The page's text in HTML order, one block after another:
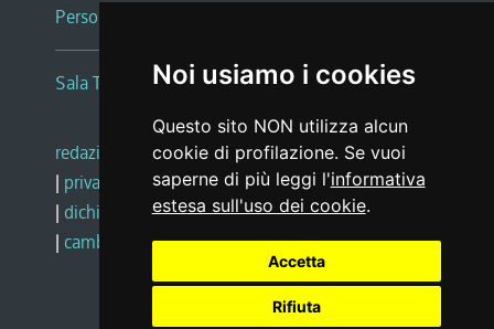
Noi usiamo i cookies
Questo sito NON utilizza alcun
cookie di profilazione. Se vuoi
saperne di più leggi l'informativa
estesa sull'uso dei cookie.
Accetta
Rifiuta
Persone e Uffici
Sala Tiziano Tessitori
redazione web |note legali |glossario
| privacy
social media policy
| dichiarazione di accessibilità |feedback
| cambio preferenze cookie
Realizzato da